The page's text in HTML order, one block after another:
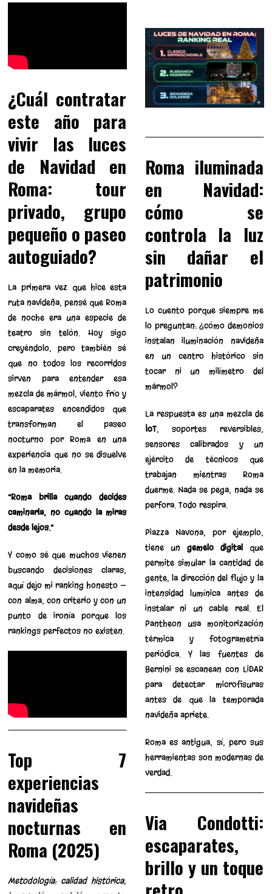
¿Cuál contratar
este año para
vivir las luces
de Navidad en
Roma: tour
privado, grupo
pequeño o paseo
autoguiado?
La primera vez que hice esta
ruta navideña, pensé que Roma
de noche era una especie de
teatro sin telón. Hoy sigo
creyéndolo, pero también sé
que no todos los recorridos
sirven para entender esa
mezcla de mármol, viento frío y
escaparates encendidos que
transforman el paseo
nocturno por Roma en una
experiencia que no se disuelve
en la memoria.
“Roma brilla cuando decides
caminarla, no cuando la miras
desde lejos.”
Y como sé que muchos vienen
buscando decisiones claras,
aquí dejo mi ranking honesto —
con alma, con criterio y con un
punto de ironía porque los
rankings perfectos no existen.
Top 7
experiencias
navideñas
nocturnas en
Roma (2025)
Metodología: calidad histórica,
Roma iluminada
en Navidad:
cómo se
controla la luz
sin dañar el
patrimonio
Lo cuento porque siempre me
lo preguntan: ¿cómo demonios
instalan iluminación navideña
en un centro histórico sin
tocar ni un milímetro del
mármol?
La respuesta es una mezcla de
IoT, soportes reversibles,
sensores calibrados y un
ejército de técnicos que
trabajan mientras Roma
duerme. Nada se pega, nada se
perfora. Todo respira.
Piazza Navona, por ejemplo,
tiene un gemelo digitalque
permite simular la cantidad de
gente, la dirección del flujo y la
intensidad lumínica antes de
instalar ni un cable real. El
Pantheon usa monitorización
térmica y fotogrametría
periódica. Y las fuentes de
Bernini se escanean con LiDAR
para detectar microfisuras
antes de que la temporada
navideña apriete.
Roma es antigua, sí, pero sus
herramientas son modernas de
verdad.
Via Condotti:
escaparates,
brillo y un toque